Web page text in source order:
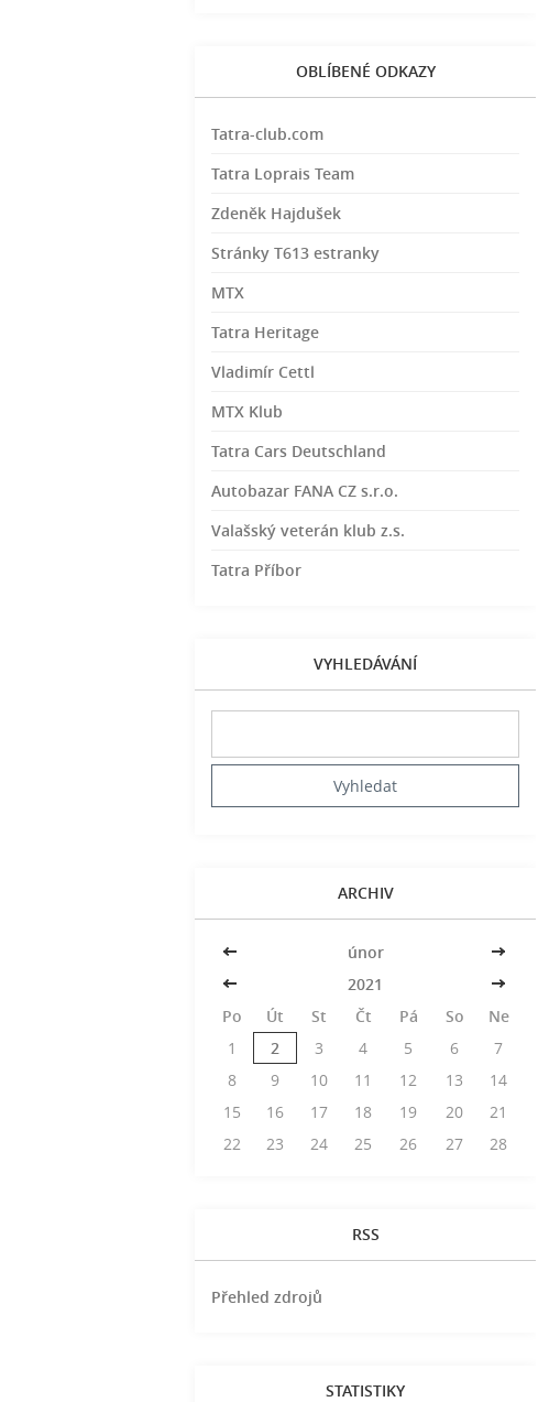
OBLÍBENÉ ODKAZY
Tatra-club.com
Tatra Loprais Team
Zdeněk Hajdušek
Stránky T613 estranky
MTX
Tatra Heritage
Vladimír Cettl
MTX Klub
Tatra Cars Deutschland
Autobazar FANA CZ s.r.o.
Valašský veterán klub z.s.
Tatra Příbor
VYHLEDÁVÁNÍ
ARCHIV
<< únor
>>
<<
2021
>>
Po
Út St Čt Pá So
Ne
1
2 3 4 5 6
7
8
9 10 11 12 13
14
15
16 17 18 19 20
21
22
23 24 25 26 27 28
RSS
Přehled zdrojů
STATISTIKY